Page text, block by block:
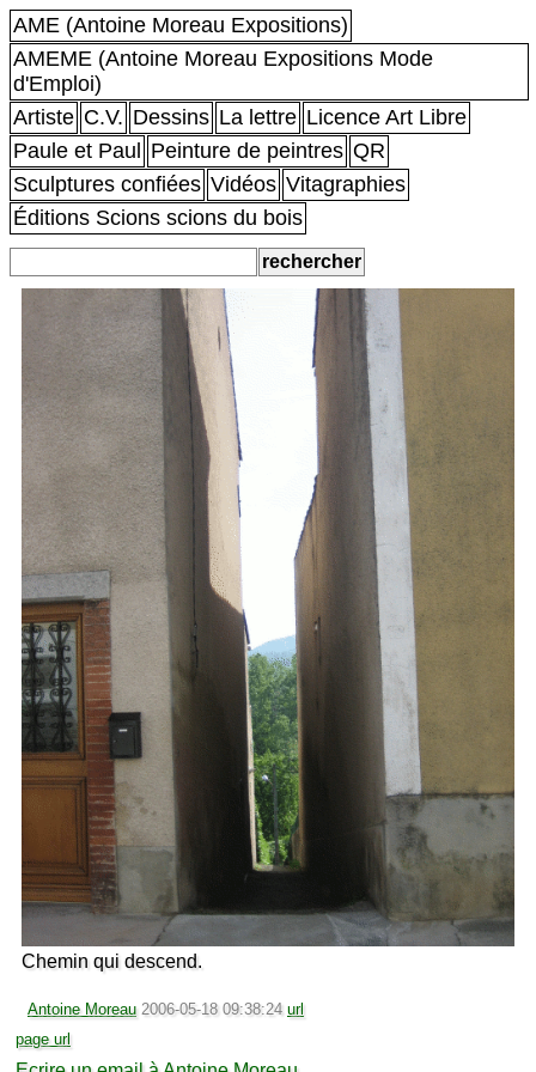
AME (Antoine Moreau Expositions)
AMEME (Antoine Moreau Expositions Mode
d'Emploi)
Artiste C.V. Dessins La lettre Licence Art Libre
Paule et Paul
Peinture de peintres QR
Sculptures confiées Vidéos Vitagraphies
Éditions Scions scions du bois
Chemin qui descend.
Antoine Moreau 2006-05-18 09:38:24 url
page url